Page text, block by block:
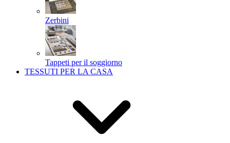
Zerbini
Tappeti per il soggiorno
TESSUTI PER LA CASA